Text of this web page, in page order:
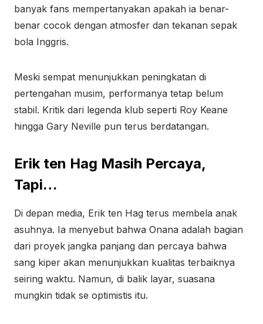
banyak fans mempertanyakan apakah ia benar-
benar cocok dengan atmosfer dan tekanan sepak
bola Inggris.
Meski sempat menunjukkan peningkatan di
pertengahan musim, performanya tetap belum
stabil. Kritik dari legenda klub seperti Roy Keane
hingga Gary Neville pun terus berdatangan.
Erik ten Hag Masih Percaya,
Tapi…
Di depan media, Erik ten Hag terus membela anak
asuhnya. Ia menyebut bahwa Onana adalah bagian
dari proyek jangka panjang dan percaya bahwa
sang kiper akan menunjukkan kualitas terbaiknya
seiring waktu. Namun, di balik layar, suasana
mungkin tidak se optimistis itu.